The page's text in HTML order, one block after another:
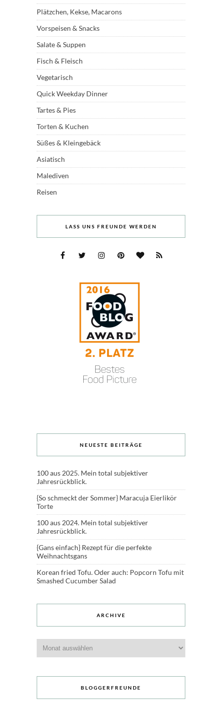
Plätzchen, Kekse, Macarons
Vorspeisen & Snacks
Salate & Suppen
Fisch & Fleisch
Vegetarisch
Quick Weekday Dinner
Tartes & Pies
Torten & Kuchen
Süßes & Kleingebäck
Asiatisch
Malediven
Reisen
LASS UNS FREUNDE WERDEN
NEUESTE BEITRÄGE
100 aus 2025. Mein total subjektiver
Jahresrückblick.
{So schmeckt der Sommer} Maracuja Eierlikör
Torte
100 aus 2024. Mein total subjektiver
Jahresrückblick.
{Gans einfach} Rezept für die perfekte
Weihnachtsgans
Korean fried Tofu. Oder auch: Popcorn Tofu mit
Smashed Cucumber Salad
ARCHIVE
BLOGGERFREUNDE